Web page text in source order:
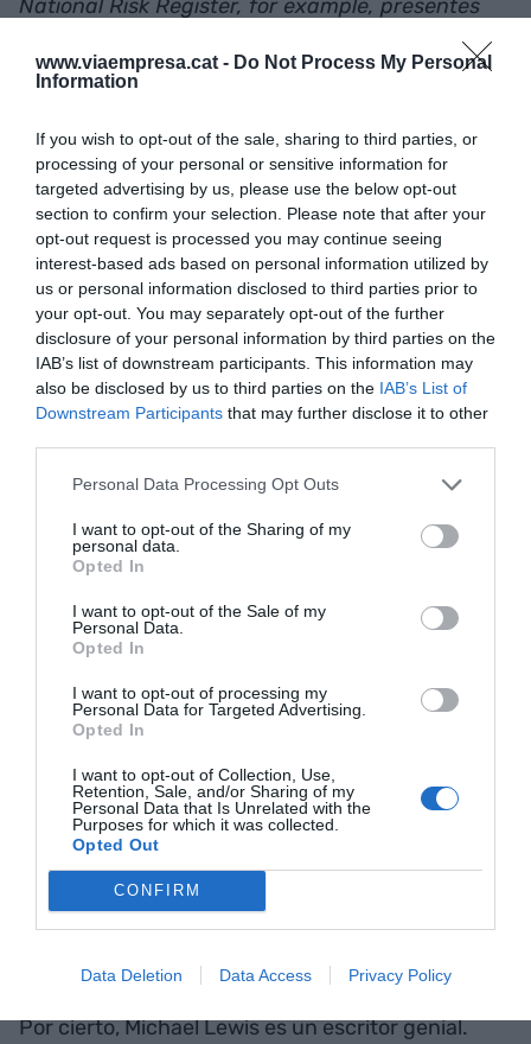
www.viaempresa.cat - Do Not Process My Personal
Information
If you wish to opt-out of the sale, sharing to third parties, or
processing of your personal or sensitive information for
targeted advertising by us, please use the below opt-out
section to confirm your selection. Please note that after your
opt-out request is processed you may continue seeing
interest-based ads based on personal information utilized by
us or personal information disclosed to third parties prior to
your opt-out. You may separately opt-out of the further
disclosure of your personal information by third parties on the
IAB’s list of downstream participants. This information may
also be disclosed by us to third parties on the IAB’s List of
Downstream Participants that may further disclose it to other
Personal Data Processing Opt Outs
I want to opt-out of the Sharing of my
personal data.
Opted In
I want to opt-out of the Sale of my
Personal Data.
Opted In
I want to opt-out of processing my
Personal Data for Targeted Advertising.
Opted In
I want to opt-out of Collection, Use,
Retention, Sale, and/or Sharing of my
Personal Data that Is Unrelated with the
Purposes for which it was collected.
Opted Out
CONFIRM
Data Deletion Data Access Privacy Policy
National Risk Register, for example, presentes
"pandemic influenza" as the highest-impact
"high consequence risk" the country could face
Planes, procesos eimprovisaciones. Asumiendo
que sí, que habrá impovisaciones, porque es
imposible planificarlo todo. Pero que estas serán
las mínimas posibles por todo el trabajo que se ha
hecho antes.
Aquí (Catalunya y España) también había la
obligación de tener algún plan para identificar y
cabeza fría y responsabilidad, habrá que analizar
como se ha gestionado esta crisis, pero también
qué planes había para haber identificado y
sucediera. Esta era también su trabajo y su
responsabilidad:
"Aquí (Catalunya y España)
también había la obligación
de tener algún plan para
identificar y trabajar este
quinto riesgoy de minimizar
la improvisación"
Por cierto, Michael Lewis es un escritor genial.